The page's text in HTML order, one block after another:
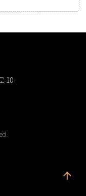
10